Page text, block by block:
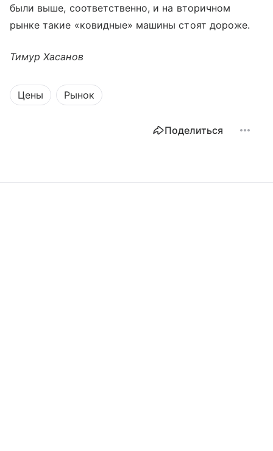
были выше, соответственно, и на вторичном
рынке такие «ковидные» машины стоят дороже.
Тимур Хасанов
Цены Рынок
Поделиться